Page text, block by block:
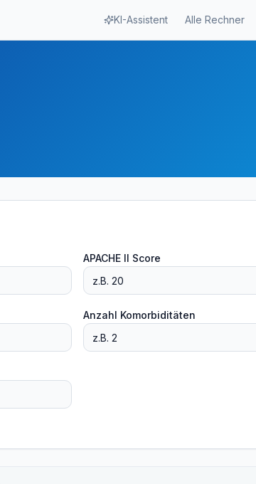
KI-Assistent Alle Rechner
APACHE II Score
Anzahl Komorbiditäten